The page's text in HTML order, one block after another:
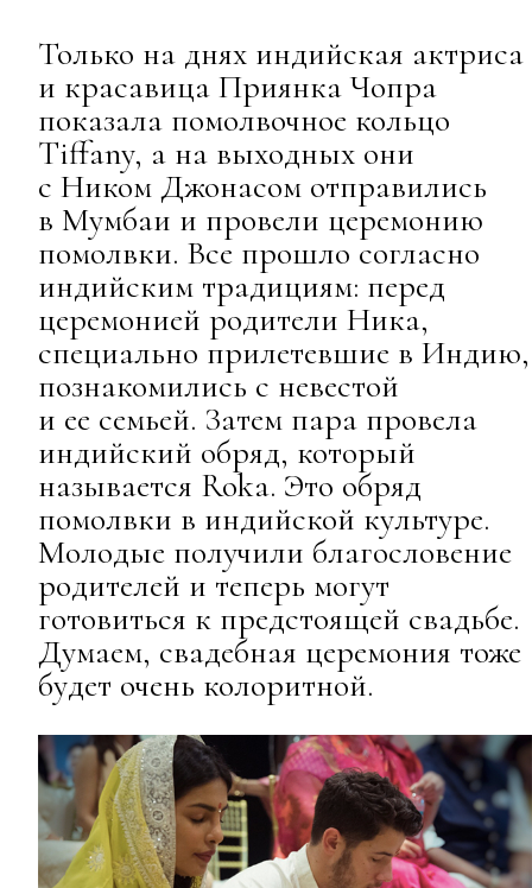
Только на днях индийская актриса
и красавица Приянка Чопра
показала помолвочное кольцо
Tiffany, а на выходных они
с Ником Джонасом отправились
в Мумбаи и провели церемонию
помолвки. Все прошло согласно
индийским традициям: перед
церемонией родители Ника,
специально прилетевшие в Индию,
познакомились с невестой
и ее семьей. Затем пара провела
индийский обряд, который
называется Roka. Это обряд
помолвки в индийской культуре.
Молодые получили благословение
родителей и теперь могут
готовиться к предстоящей свадьбе.
Думаем, свадебная церемония тоже
будет очень колоритной.